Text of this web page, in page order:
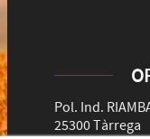
Pol. Ind.
25300 Tàrrega